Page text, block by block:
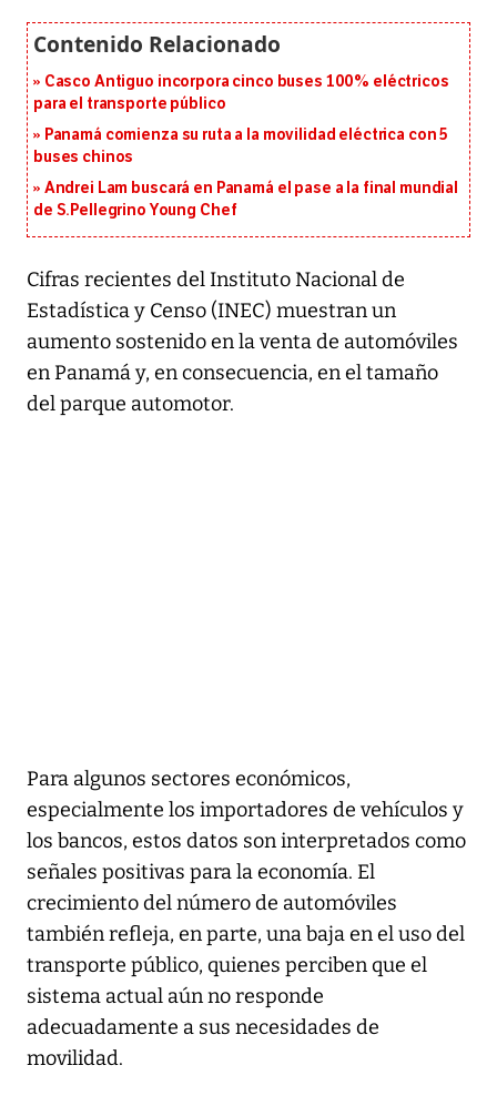
Casco Antiguo incorpora cinco buses 100% eléctricos
para el transporte público
Panamá comienza su ruta a la movilidad eléctrica con 5
buses chinos
Andrei Lam buscará en Panamá el pase a la final mundial
de S.Pellegrino Young Chef
Cifras recientes del Instituto Nacional de
Estadística y Censo (INEC) muestran un
aumento sostenido en la venta de automóviles
en Panamá y, en consecuencia, en el tamaño
del parque automotor.
Para algunos sectores económicos,
especialmente los importadores de vehículos y
los bancos, estos datos son interpretados como
señales positivas para la economía. El
crecimiento del número de automóviles
también refleja, en parte, una baja en el uso del
transporte público, quienes perciben que el
sistema actual aún no responde
adecuadamente a sus necesidades de
movilidad.